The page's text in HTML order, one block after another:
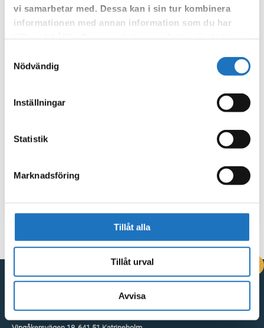
vi samarbetar med. Dessa kan i sin tur kombinera
informationen med annan information som du har
Nödvändig
Inställningar
Statistik
Marknadsföring
Tillåt alla
Tillåt urval
Avvisa
Kontakta oss